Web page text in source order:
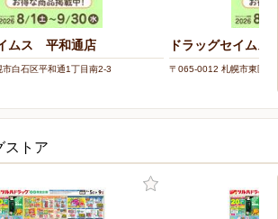
ムス 平和通店
白石区平和通1丁目南2-3
ドラッグセイムス
〒065-0012 札幌市東区北
ストア